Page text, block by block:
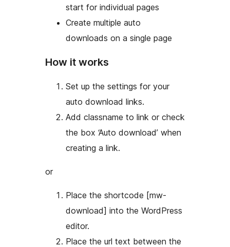
start for individual pages
Create multiple auto
downloads on a single page
How it works
Set up the settings for your
auto download links.
Add classname to link or check
the box ‘Auto download’ when
creating a link.
or
Place the shortcode [mw-
download] into the WordPress
editor.
Place the url text between the